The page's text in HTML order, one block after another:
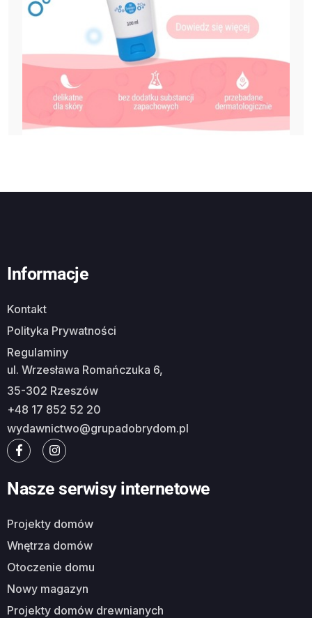
Informacje
Kontakt
Polityka Prywatności
Regulaminy
ul. Wrzesława Romańczuka 6,
35-302 Rzeszów
+48 17 852 52 20
wydawnictwo@grupadobrydom.pl
Nasze serwisy internetowe
Projekty domów
Wnętrza domów
Otoczenie domu
Nowy magazyn
Projekty domów drewnianych